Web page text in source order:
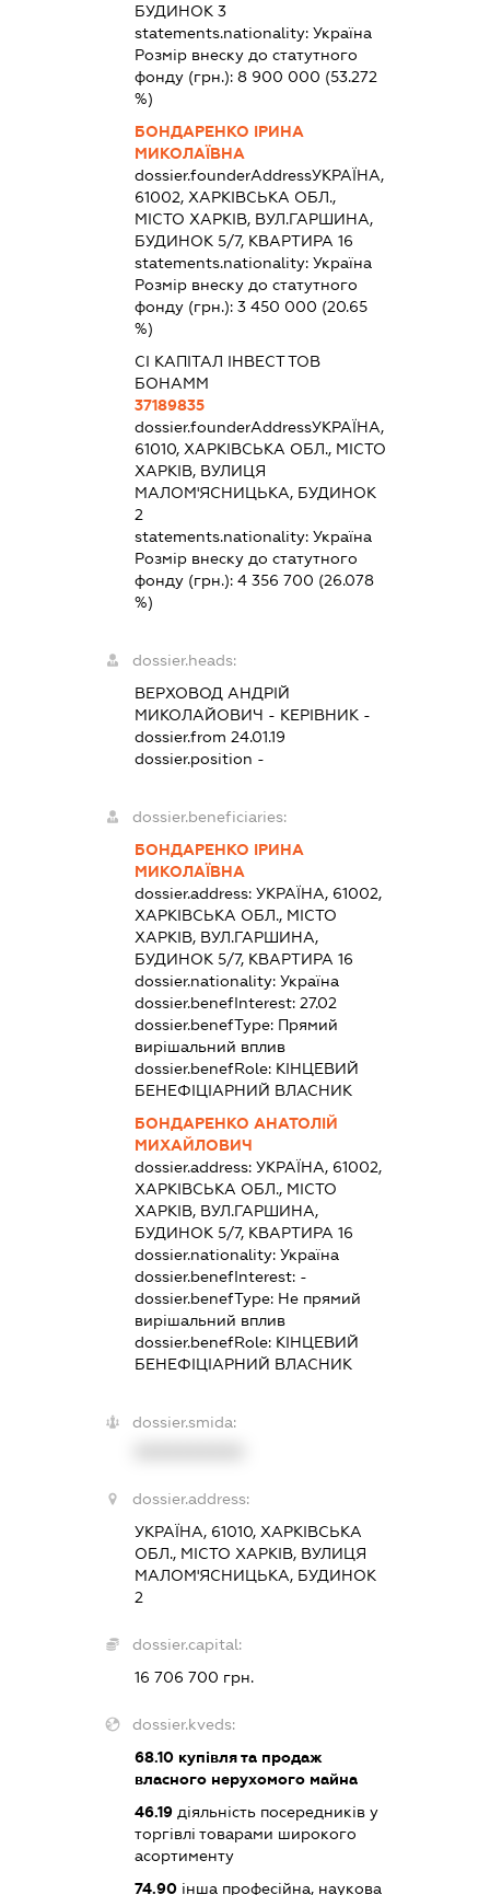
БУДИНОК 3
statements.nationality: Україна
Розмір внеску до статутного
фонду (грн.): 8 900 000 (53.272
%)
БОНДАРЕНКО ІРИНА
МИКОЛАЇВНА
dossier.founderAddressУКРАЇНА,
61002, ХАРКІВСЬКА ОБЛ.,
МІСТО ХАРКІВ, ВУЛ.ГАРШИНА,
БУДИНОК 5/7, КВАРТИРА 16
statements.nationality: Україна
Розмір внеску до статутного
фонду (грн.): 3 450 000 (20.65
%)
СІ КАПІТАЛ ІНВЕСТ ТОВ
БОНАММ
37189835
dossier.founderAddressУКРАЇНА,
61010, ХАРКІВСЬКА ОБЛ., МІСТО
ХАРКІВ, ВУЛИЦЯ
МАЛОМ'ЯСНИЦЬКА, БУДИНОК
2
statements.nationality: Україна
Розмір внеску до статутного
фонду (грн.): 4 356 700 (26.078
%)
dossier.heads:
ВЕРХОВОД АНДРІЙ
МИКОЛАЙОВИЧ - КЕРІВНИК -
dossier.from 24.01.19
dossier.position -
dossier.beneficiaries:
БОНДАРЕНКО ІРИНА
МИКОЛАЇВНА
dossier.address: УКРАЇНА, 61002,
ХАРКІВСЬКА ОБЛ., МІСТО
ХАРКІВ, ВУЛ.ГАРШИНА,
БУДИНОК 5/7, КВАРТИРА 16
dossier.nationality: Україна
dossier.benefInterest: 27.02
dossier.benefType: Прямий
вирішальний вплив
dossier.benefRole: КІНЦЕВИЙ
БЕНЕФІЦІАРНИЙ ВЛАСНИК
БОНДАРЕНКО АНАТОЛІЙ
МИХАЙЛОВИЧ
dossier.address: УКРАЇНА, 61002,
ХАРКІВСЬКА ОБЛ., МІСТО
ХАРКІВ, ВУЛ.ГАРШИНА,
БУДИНОК 5/7, КВАРТИРА 16
dossier.nationality: Україна
dossier.benefInterest: -
dossier.benefType: Не прямий
вирішальний вплив
dossier.benefRole: КІНЦЕВИЙ
БЕНЕФІЦІАРНИЙ ВЛАСНИК
dossier.smida:
dossier.address:
УКРАЇНА, 61010, ХАРКІВСЬКА
ОБЛ., МІСТО ХАРКІВ, ВУЛИЦЯ
МАЛОМ'ЯСНИЦЬКА, БУДИНОК
2
dossier.capital:
16 706 700 грн.
dossier.kveds:
68.10купівля та продаж
власного нерухомого майна
46.19діяльність посередників у
торгівлі товарами широкого
асортименту
74.90інша професійна, наукова